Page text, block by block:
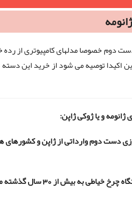
دوم خصوصا مدلهای کامپیوتری از رده
باشد. بنابراین اکیدا توصیه می شود از خرید
و یا ژوکی ژاپن:
دست دوم وارداتی از ژاپن و کشورهای